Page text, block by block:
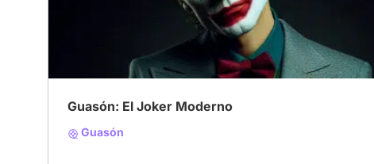
# Comedia # Crimen
Guasón: El Joker Moderno
Guasón